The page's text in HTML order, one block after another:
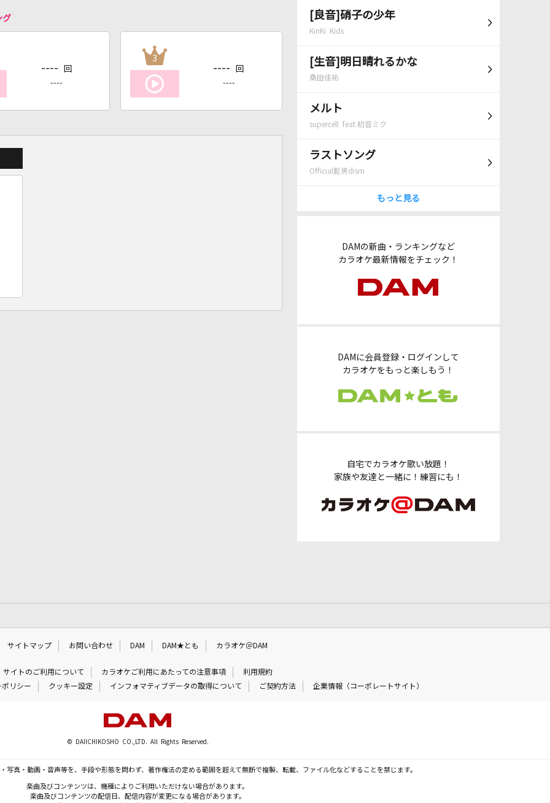
[良音]硝子の少年
KinKi Kids
[生音]明日晴れるかな
桑田佳祐
メルト
supercell feat.初音ミク
ラストソング
Official髭男dism
もっと見る
DAMの新曲・ランキングなど
カラオケ最新情報をチェック！
DAMに会員登録・ログインして
カラオケをもっと楽しもう！
自宅でカラオケ歌い放題！
家族や友達と一緒に！練習にも！
グ
---- 回
----
3
---- 回
----
サイトマップ お問い合わせ DAM DAM★とも カラオケ＠DAM
サイトのご利用について カラオケご利用にあたっての注意事項
利用規約
リシー
クッキー設定 インフォマティブデータの取得について ご契約方法 企業情報（コーポレートサイト）
© DAIICHIKOSHO CO.,LTD. All Rights Reserved.
写真・動画・音声等を、手段や形態を問わず、著作権法の定める範囲を超えて無断で複製、転載、ファイル化などすることを禁じます。
楽曲及びコンテンツは、機種によりご利用いただけない場合があります。
楽曲及びコンテンツの配信日、配信内容が変更になる場合があります。